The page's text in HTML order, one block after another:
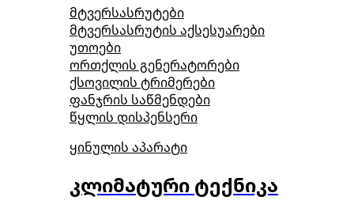
მტვერსასრუტები
მტვერსასრუტის აქსესუარები
უთოები
ორთქლის გენერატორები
ქსოვილის ტრიმერები
ფანჯრის საწმენდები
წყლის დისპენსერი
ყინულის აპარატი
კლიმატური ტექნიკა